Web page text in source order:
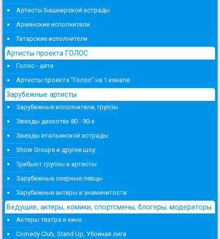
Артисты Башкирской эстрады
Армянские исполнители
Татарские исполнители
Артисты проекта ГОЛОС
Голос - дети
Артисты проекта "Голос" на 1 канале
Зарубежные артисты
Зарубежные исполнители, группы
Звезды дискотек 80 - 90-х
Звезды итальянской эстрады
Show Groups и другие шоу
Трибьют группы и артисты
Зарубежные оперные певцы
Зарубежные актеры и знаменитости
Ведущие, актеры, комики, спортсмены, блогеры, модераторы
Актеры театра и кино
Comedy Club, Stand Up, Убойная лига